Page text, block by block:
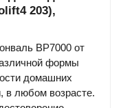
203),
ВР7000 от
формы
домашних
в любом возрасте.